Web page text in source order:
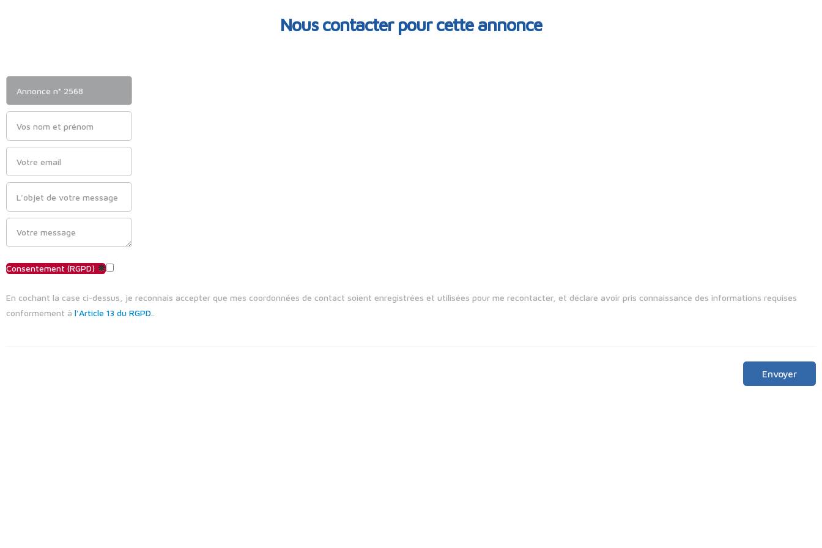
Nous contacter pour cette annonce
Consentement (RGPD)
En cochant la case ci-dessus, je reconnais accepter que mes coordonnées de contact soient enregistrées et utilisées pour me recontacter, et déclare avoir pris connaissance des informations requises
conformément à l'Article 13 du RGPD.
Envoyer